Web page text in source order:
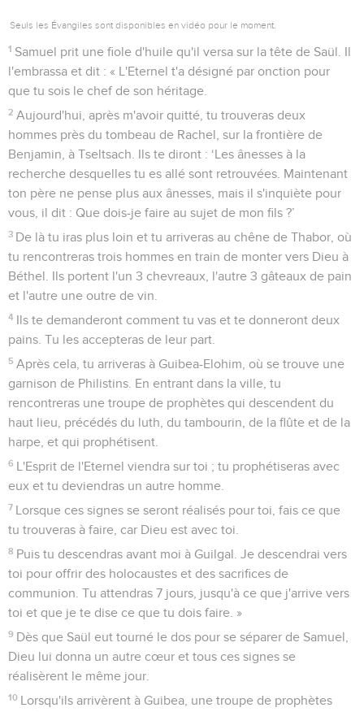
Seuls les Évangiles sont disponibles en vidéo pour le moment.
1 Samuel prit une fiole d'huile qu'il versa sur la tête de Saül. Il
l'embrassa et dit : « L'Eternel t'a désigné par onction pour
que tu sois le chef de son héritage.
2 Aujourd'hui, après m'avoir quitté, tu trouveras deux
hommes près du tombeau de Rachel, sur la frontière de
Benjamin, à Tseltsach. Ils te diront : ‘Les ânesses à la
recherche desquelles tu es allé sont retrouvées. Maintenant
ton père ne pense plus aux ânesses, mais il s'inquiète pour
vous, il dit : Que dois-je faire au sujet de mon fils ?’
3 De là tu iras plus loin et tu arriveras au chêne de Thabor, où
tu rencontreras trois hommes en train de monter vers Dieu à
Béthel. Ils portent l'un 3 chevreaux, l'autre 3 gâteaux de pain
et l'autre une outre de vin.
4 Ils te demanderont comment tu vas et te donneront deux
pains. Tu les accepteras de leur part.
5 Après cela, tu arriveras à Guibea-Elohim, où se trouve une
garnison de Philistins. En entrant dans la ville, tu
rencontreras une troupe de prophètes qui descendent du
haut lieu, précédés du luth, du tambourin, de la flûte et de la
harpe, et qui prophétisent.
6 L'Esprit de l'Eternel viendra sur toi ; tu prophétiseras avec
eux et tu deviendras un autre homme.
7 Lorsque ces signes se seront réalisés pour toi, fais ce que
tu trouveras à faire, car Dieu est avec toi.
8 Puis tu descendras avant moi à Guilgal. Je descendrai vers
toi pour offrir des holocaustes et des sacrifices de
communion. Tu attendras 7 jours, jusqu'à ce que j'arrive vers
toi et que je te dise ce que tu dois faire. »
9 Dès que Saül eut tourné le dos pour se séparer de Samuel,
Dieu lui donna un autre cœur et tous ces signes se
réalisèrent le même jour.
10 Lorsqu'ils arrivèrent à Guibea, une troupe de prophètes